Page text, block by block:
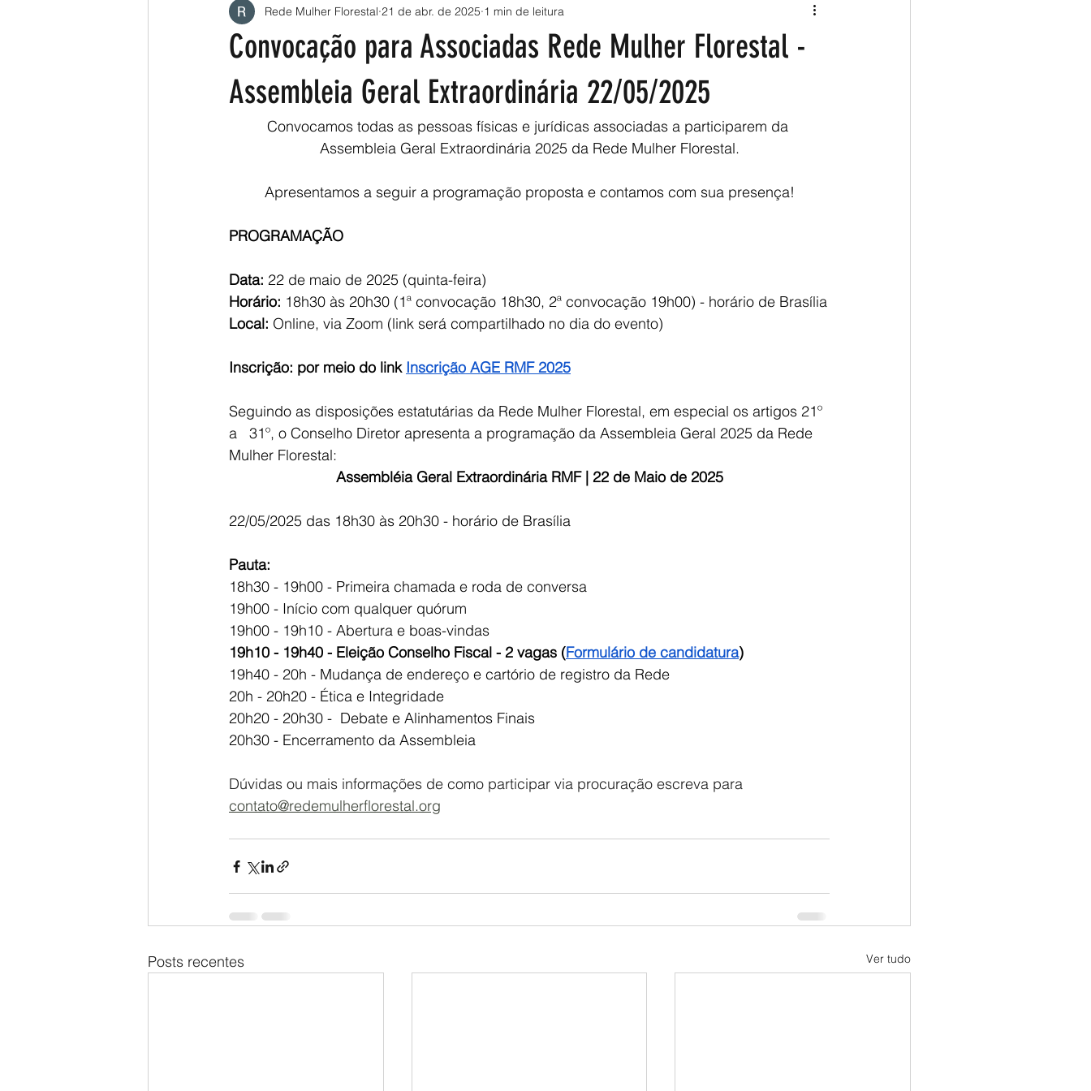
Convocação para Associadas Rede Mulher Florestal -
Assembleia Geral Extraordinária 22/05/2025
Rede Mulher Florestal 21 de abr. de 2025 1 min de leitura
Convocamos todas as pessoas físicas e jurídicas associadas a participarem da
Assembleia Geral Extraordinária 2025 da Rede Mulher Florestal.
Apresentamos a seguir a programação proposta e contamos com sua presença!
PROGRAMAÇÃO
Data: 22 de maio de 2025 (quinta-feira)
Horário: 18h30 às 20h30 (1ª convocação 18h30, 2ª convocação 19h00) - horário de Brasília
Local: Online, via Zoom (link será compartilhado no dia do evento)
Inscrição: por meio do link Inscrição AGE RMF 2025
Seguindo as disposições estatutárias da Rede Mulher Florestal, em especial os artigos 21º
a   31º, o Conselho Diretor apresenta a programação da Assembleia Geral 2025 da Rede
Mulher Florestal:
Assembléia Geral Extraordinária RMF | 22 de Maio de 2025
22/05/2025 das 18h30 às 20h30 - horário de Brasília
Pauta:
18h30 - 19h00 - Primeira chamada e roda de conversa
19h00 - Início com qualquer quórum
19h00 - 19h10 - Abertura e boas-vindas
19h10 - 19h40 - Eleição Conselho Fiscal - 2 vagas (Formulário de candidatura)
19h40 - 20h - Mudança de endereço e cartório de registro da Rede
20h - 20h20 - Ética e Integridade
20h20 - 20h30 -  Debate e Alinhamentos Finais
20h30 - Encerramento da Assembleia
Dúvidas ou mais informações de como participar via procuração escreva para
contato@redemulherflorestal.org
Posts recentes Ver tudo